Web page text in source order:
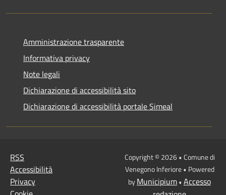
Amministrazione trasparente
Informativa privacy
Note legali
Dichiarazione di accessibilità sito
Dichiarazione di accessibilità portale Simeal
RSS
Accessibilità
Privacy
Copyright © 2026 • Comune di
Venegono Inferiore • Powered
byMunicipium• Accesso